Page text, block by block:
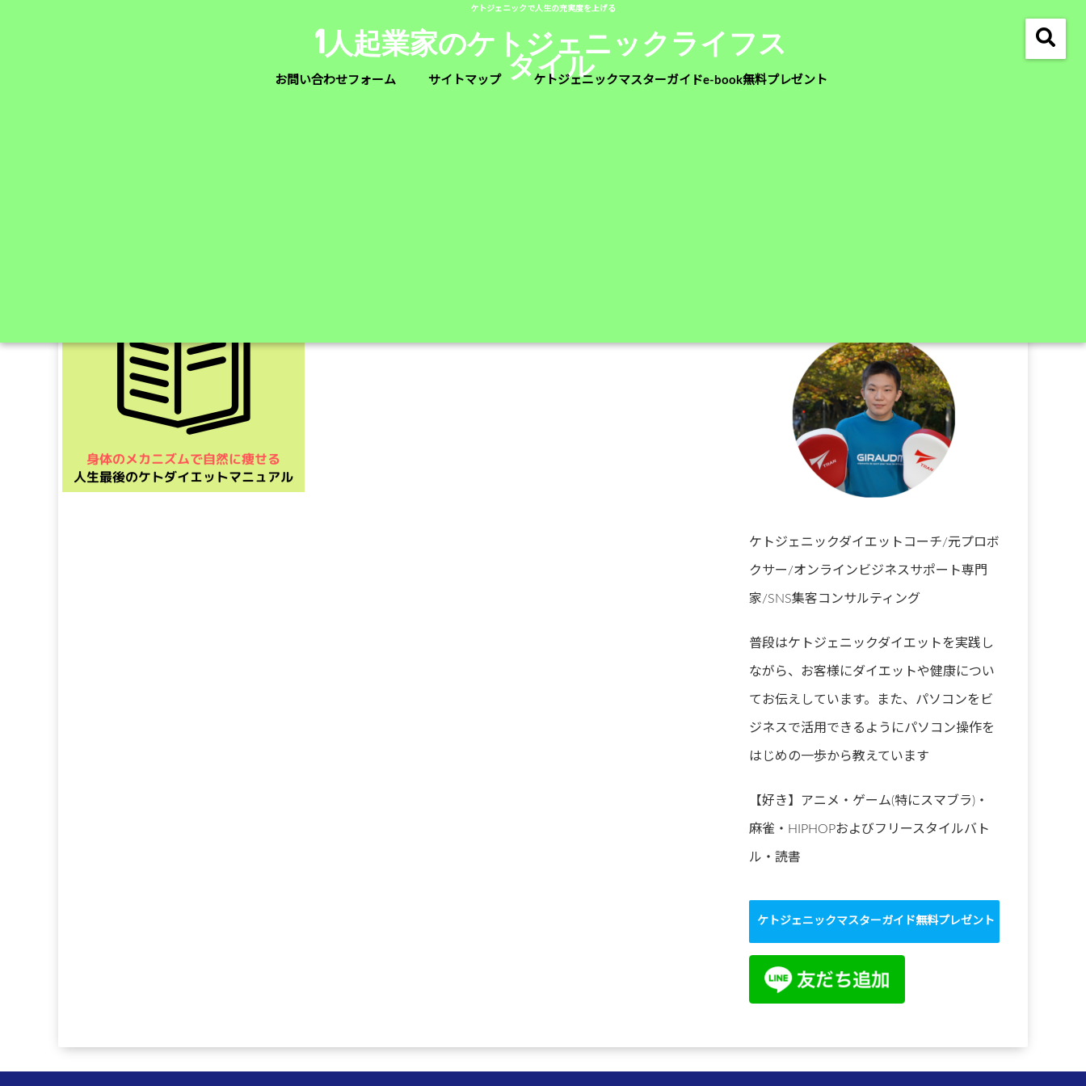
ケトジェニックで人生の充実度を上げる
1人起業家のケトジェニックライフス
タイル
お問い合わせフォーム サイトマップ ケトジェニックマスターガイドe-book無料プレゼント
ケトジェニックダイエットコーチ/元プロボ
クサー/オンラインビジネスサポート専門
家/SNS集客コンサルティング
普段はケトジェニックダイエットを実践し
ながら、お客様にダイエットや健康につい
てお伝えしています。また、パソコンをビ
ジネスで活用できるようにパソコン操作を
はじめの一歩から教えています
【好き】アニメ・ゲーム(特にスマブラ)・
麻雀・HIPHOPおよびフリースタイルバト
ル・読書
ケトジェニックマスターガイド無料プレゼント